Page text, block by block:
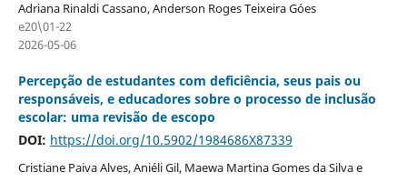
Adriana Rinaldi Cassano, Anderson Roges Teixeira Góes
e20\01-22
2026-05-06
Percepção de estudantes com deficiência, seus pais ou
responsáveis, e educadores sobre o processo de inclusão
escolar: uma revisão de escopo
DOI: https://doi.org/10.5902/1984686X87339
Cristiane Paiva Alves, Aniéli Gil, Maewa Martina Gomes da Silva e